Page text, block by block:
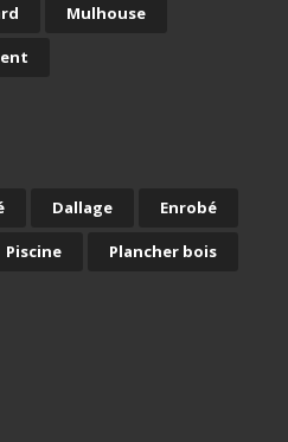
Mulhouse
Dallage Enrobé
Piscine Plancher bois